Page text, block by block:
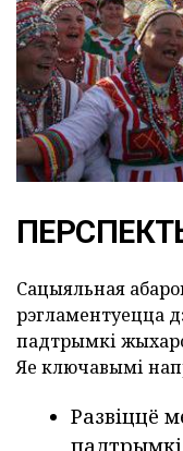
Сацыяльная
рэгламентуецца
падтрымкі
Яе ключавымі
Развіццё